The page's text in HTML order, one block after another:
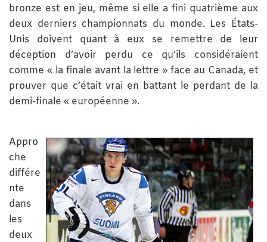
bronze est en jeu, même si elle a fini quatrième aux
deux derniers championnats du monde. Les États-
Unis doivent quant à eux se remettre de leur
déception d’avoir perdu ce qu’ils considéraient
comme « la finale avant la lettre » face au Canada, et
prouver que c’était vrai en battant le perdant de la
demi-finale « européenne ».
Appro
che
différe
nte
dans
les
deux